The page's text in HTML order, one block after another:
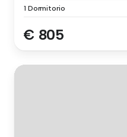
1 Dormitorio
€ 805